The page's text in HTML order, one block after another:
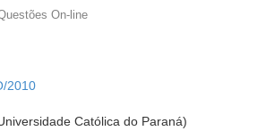
On-line
2010
Católica do Paraná)